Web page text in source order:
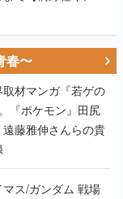
春〜
材マンガ『若ゲの
『ポケモン』田尻
藤雅伸さんらの貴
/ガンダム 戦場